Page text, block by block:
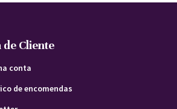
de Cliente
conta
de encomendas